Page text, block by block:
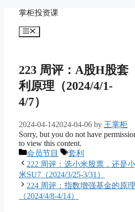
content
掌柜投资课
Menu
223 周评：A股H股套
利原理（2024/4/1-
4/7）
2024-04-142024-04-06 by 王掌柜
Sorry, but you do not have
to view this content.
Categories
会员节目 Tags
套利
222 周评：选小米股票，还是小
米SU7（2024/3/25-3/31）
224 周评：指数增强基金的原理
（2024/4/8-4/14）